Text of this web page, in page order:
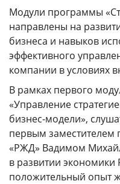
Модули программы
направлены на
бизнеса и навыков
эффективного
компании в условиях
В рамках первого
«Управление
бизнес-модели»,
первым заместителем
«РЖД» Вадимом
в развитии экономики
положительный опыт